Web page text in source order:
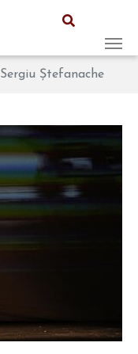
Sergiu Ștefanache